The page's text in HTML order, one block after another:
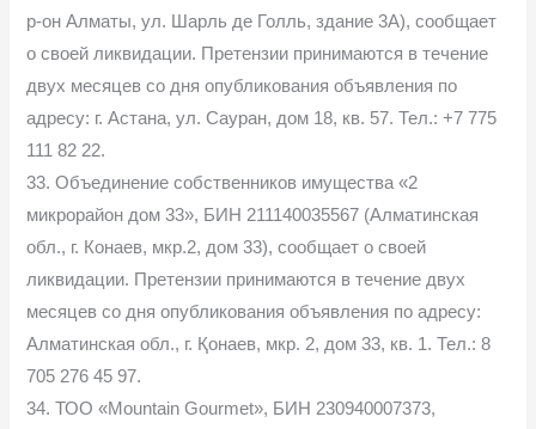
р-он Алматы, ул. Шарль де Голль, здание 3А), сообщает
о своей ликвидации. Претензии принимаются в течение
двух месяцев со дня опубликования объявления по
адресу: г. Астана, ул. Сауран, дом 18, кв. 57. Тел.: +7 775
111 82 22.
33. Объединение собственников имущества «2
микрорайон дом 33», БИН 211140035567 (Алматинская
обл., г. Конаев, мкр.2, дом 33), сообщает о своей
ликвидации. Претензии принимаются в течение двух
месяцев со дня опубликования объявления по адресу:
Алматинская обл., г. Қонаев, мкр. 2, дом 33, кв. 1. Тел.: 8
705 276 45 97.
34. ТОО «Mountain Gourmet», БИН 230940007373,